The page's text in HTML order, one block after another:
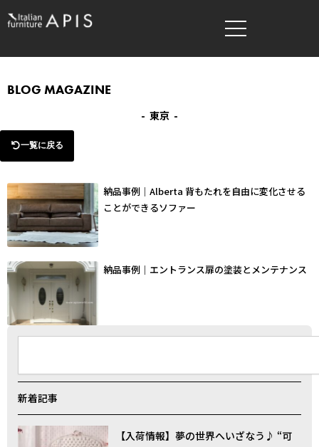
内
容
キ
プ
BLOG MAGAZINE
- 東京 -
一覧に戻る
納品事例｜Alberta 背もたれを自由に変化させる
ことができるソファー
納品事例｜エントランス扉の塗装とメンテナンス
新着記事
【入荷情報】夢の世界へいざなう♪ “可